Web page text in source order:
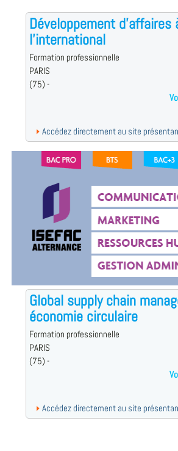
Développement d’affaires
l’international
Formation professionnelle
PARIS
(75) -
Accédez directement au site
Global supply chain
économie circulaire
Formation professionnelle
PARIS
(75) -
Accédez directement au site